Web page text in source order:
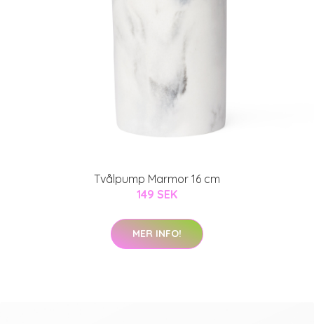
Tvålpump Marmor 16 cm
149 SEK
MER INFO!